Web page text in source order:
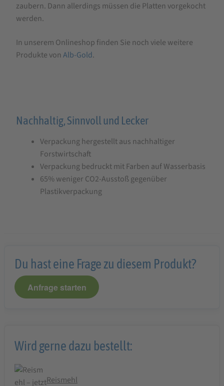
zaubern. Dann allerdings müssen die Platten vorgekocht
werden.
In unserem Onlineshop finden Sie noch viele weitere
Produkte vonAlb-Gold.
Nachhaltig, Sinnvoll und Lecker
Verpackung hergestellt aus nachhaltiger
Forstwirtschaft
Verpackung bedruckt mit Farben auf Wasserbasis
65% weniger CO2-Ausstoß gegenüber
Plastikverpackung
Du hast eine Frage zu diesem Produkt?
Anfrage starten
Wird gerne dazu bestellt:
Reismehl